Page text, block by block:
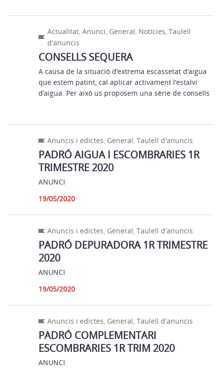
Actualitat,Anunci, General, Notícies,Taulell
d'anuncis
CONSELLS SEQUERA
A causa de la situació d’extrema escassetat d’aigua
que estem patint, cal aplicar activament l’estalvi
d’aigua. Per això us proposem una sèrie de consells
Anuncis i edictes, General,Taulell d'anuncis
PADRÓ AIGUA I ESCOMBRARIES 1R
TRIMESTRE 2020
ANUNCI
19/05/2020
Anuncis i edictes, General,Taulell d'anuncis
PADRÓ DEPURADORA 1R TRIMESTRE
2020
ANUNCI
19/05/2020
Anuncis i edictes, General,Taulell d'anuncis
PADRÓ COMPLEMENTARI
ESCOMBRARIES 1R TRIM 2020
ANUNCI